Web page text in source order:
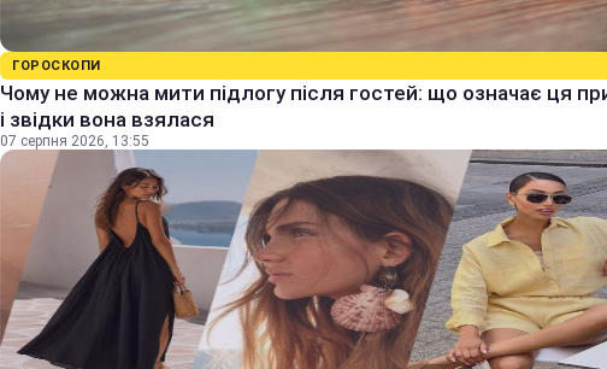
ГОРОСКОПИ
Чому не можна мити підлогу після гостей: що означає ця
і звідки вона взялася
07 серпня 2026, 13:55